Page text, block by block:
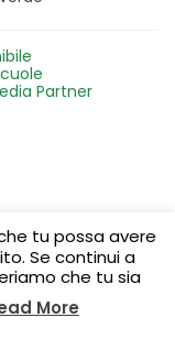
Partner
tu possa avere
Se continui a
che tu sia
More